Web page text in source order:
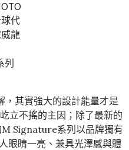
代
龍
列
，其實強大的設計能量才是
立不搖的主因；除了最新的
Signature系列以品牌獨有
眼睛一亮、兼具光澤感與體